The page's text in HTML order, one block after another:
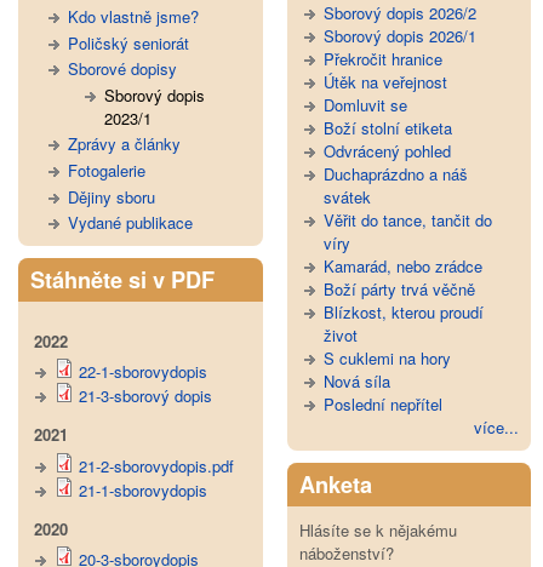
Kdo vlastně jsme?
Poličský seniorát
Sborové dopisy
Sborový dopis
2023/1
Zprávy a články
Fotogalerie
Dějiny sboru
Vydané publikace
Stáhněte si v PDF
2022
22-1-sborovydopis
21-3-sborový dopis
2021
21-2-sborovydopis.pdf
21-1-sborovydopis
2020
20-3-sboroydopis
Sborový dopis 2026/2
Sborový dopis 2026/1
Překročit hranice
Útěk na veřejnost
Domluvit se
Boží stolní etiketa
Odvrácený pohled
Duchaprázdno a náš
svátek
Věřit do tance, tančit do
víry
Kamarád, nebo zrádce
Boží párty trvá věčně
Blízkost, kterou proudí
život
S cuklemi na hory
Nová síla
Poslední nepřítel
více...
Anketa
Hlásíte se k nějakému
náboženství?